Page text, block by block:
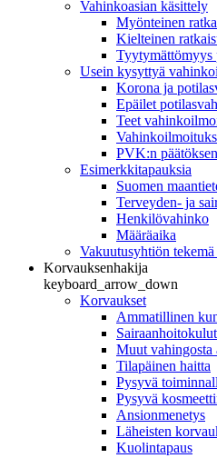
Vahinkoasian käsittely
Myönteinen
Kielteinen
Tyytymättömyys
Usein kysyttyä
Korona ja
Epäilet
Teet
PVK:n
Esimerkkitapauksia
Suomen
Terveyden- ja
Henkilövahinko
Määräaika
Vakuutusyhtiön
Korvauksenhakija
keyboard_arrow_down
Korvaukset
Ammatillinen
Sairaanhoitokulut
Muut vahingosta
Tilapäinen haitta
Pysyvä
Pysyvä
Ansionmenetys
Läheisten
Kuolintapaus